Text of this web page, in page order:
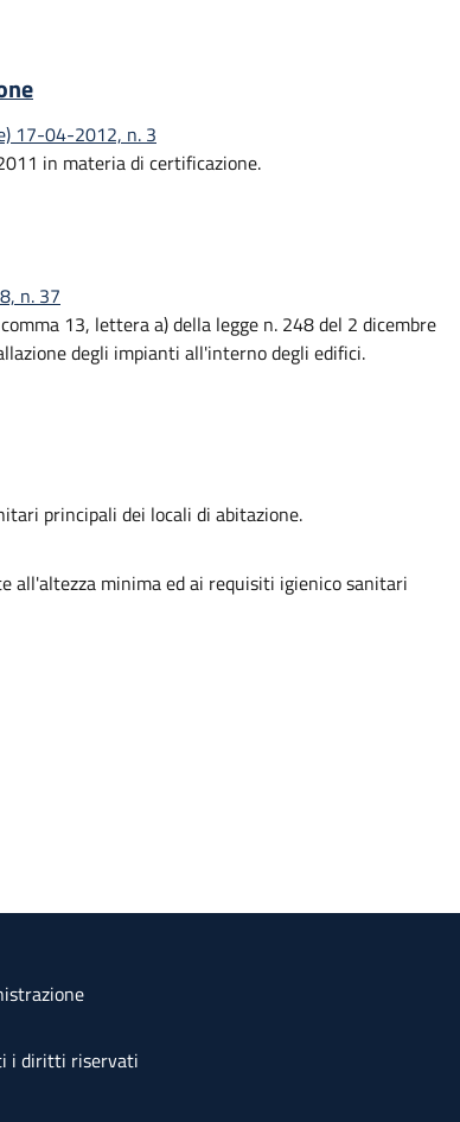
17-04-2012, n. 3
in materia di certificazione.
n. 37
13, lettera a) della legge n. 248 del 2 dicembre
degli impianti all'interno degli edifici.
principali dei locali di abitazione.
minima ed ai requisiti igienico sanitari
i diritti riservati